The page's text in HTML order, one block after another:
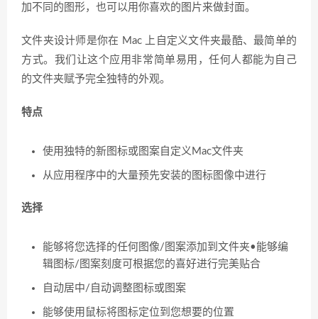
加不同的图形，也可以用你喜欢的图片来做封面。
文件夹设计师是你在 Mac 上自定义文件夹最酷、最简单的
方式。我们让这个应用非常简单易用，任何人都能为自己
的文件夹赋予完全独特的外观。
特点
使用独特的新图标或图案自定义Mac文件夹
从应用程序中的大量预先安装的图标图像中进行
选择
能够将您选择的任何图像/图案添加到文件夹•能够编
辑图标/图案刻度可根据您的喜好进行完美贴合
自动居中/自动调整图标或图案
能够使用鼠标将图标定位到您想要的位置